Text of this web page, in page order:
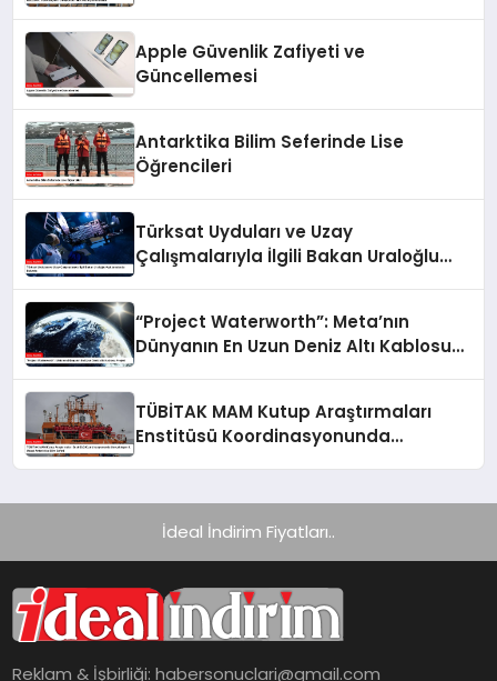
Apple Güvenlik Zafiyeti ve
Güncellemesi
Antarktika Bilim Seferinde Lise
Öğrencileri
Türksat Uyduları ve Uzay
Çalışmalarıyla İlgili Bakan Uraloğlu
“Project Waterworth”: Meta’nın
Dünyanın En Uzun Deniz Altı Kablosu
TÜBİTAK MAM Kutup Araştırmaları
Enstitüsü Koordinasyonunda
İdeal İndirim Fiyatları..
Reklam & İşbirliği:habersonuclari@gmail.com